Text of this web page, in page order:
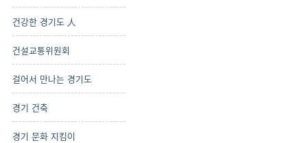
건강한 경기도 人
건설교통위원회
걸어서 만나는 경기도
경기 건축
경기 문화 지킴이